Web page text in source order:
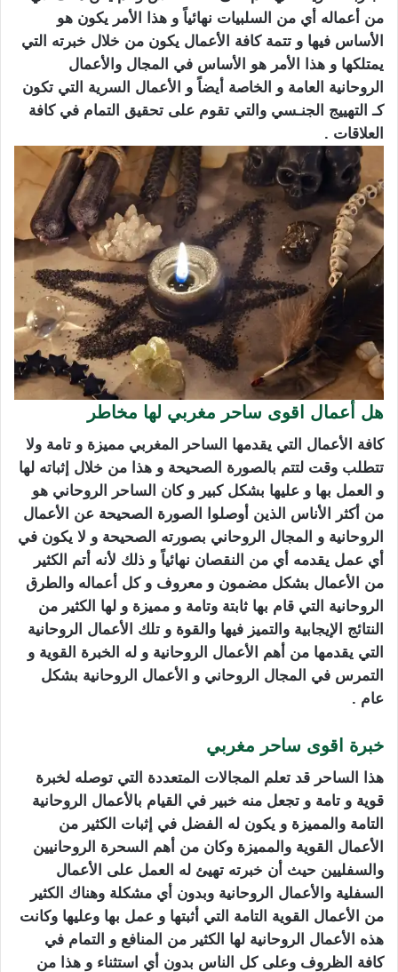
من أعماله أي من السلبيات نهائياً و هذا الأمر يكون هو
الأساس فيها و تتمة كافة الأعمال يكون من خلال خبرته التي
يمتلكها و هذا الأمر هو الأساس في المجال والأعمال
الروحانية العامة و الخاصة أيضاً و الأعمال السرية التي تكون
كـ التهييج الجنـسي والتي تقوم على تحقيق التمام في كافة
العلاقات .
هل أعمال اقوى ساحر مغربي لها مخاطر
كافة الأعمال التي يقدمها الساحر المغربي مميزة و تامة ولا
تتطلب وقت لتتم بالصورة الصحيحة و هذا من خلال إثباته لها
و العمل بها و عليها بشكل كبير و كان الساحر الروحاني هو
من أكثر الأناس الذين أوصلوا الصورة الصحيحة عن الأعمال
الروحانية و المجال الروحاني بصورته الصحيحة و لا يكون في
أي عمل يقدمه أي من النقصان نهائياً و ذلك لأنه أتم الكثير
من الأعمال بشكل مضمون و معروف و كل أعماله والطرق
الروحانية التي قام بها ثابتة وتامة و مميزة و لها الكثير من
النتائج الإيجابية والتميز فيها والقوة و تلك الأعمال الروحانية
التي يقدمها من أهم الأعمال الروحانية و له الخبرة القوية و
التمرس في المجال الروحاني و الأعمال الروحانية بشكل
عام .
خبرة اقوى ساحر مغربي
هذا الساحر قد تعلم المجالات المتعددة التي توصله لخبرة
قوية و تامة و تجعل منه خبير في القيام بالأعمال الروحانية
التامة والمميزة و يكون له الفضل في إثبات الكثير من
الأعمال القوية والمميزة وكان من أهم السحرة الروحانيين
والسفليين حيث أن خبرته تهيئ له العمل على الأعمال
السفلية والأعمال الروحانية وبدون أي مشكلة وهناك الكثير
من الأعمال القوية التامة التي أثبتها و عمل بها وعليها وكانت
هذه الأعمال الروحانية لها الكثير من المنافع و التمام في
كافة الظروف وعلى كل الناس بدون أي استثناء و هذا من